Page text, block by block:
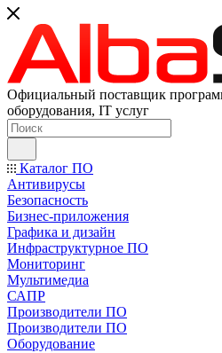
Официальный поставщик
оборудования, IT услуг
Каталог ПО
Антивирусы
Безопасность
Бизнес-приложения
Графика и дизайн
Инфраструктурное ПО
Мониторинг
Мультимедиа
САПР
Производители ПО
Производители ПО
Оборудование